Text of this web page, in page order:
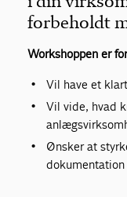
forbeholdt
Workshoppen er
Vil have et
Vil vide, hvad
Ønsker at
dokumentation